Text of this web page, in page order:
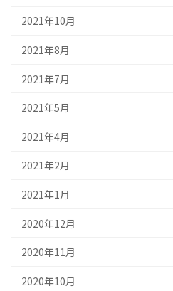
2021年10月
2021年8月
2021年7月
2021年5月
2021年4月
2021年2月
2021年1月
2020年12月
2020年11月
2020年10月